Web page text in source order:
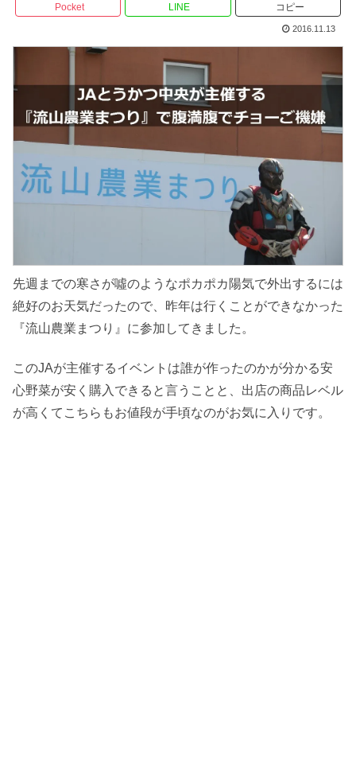
Pocket LINE コピー
2016.11.13
先週までの寒さが噓のようなポカポカ陽気で外出するには
絶好のお天気だったので、昨年は行くことができなかった
『流山農業まつり』に参加してきました。
このJAが主催するイベントは誰が作ったのかが分かる安
心野菜が安く購入できると言うことと、出店の商品レベル
が高くてこちらもお値段が手頃なのがお気に入りです。